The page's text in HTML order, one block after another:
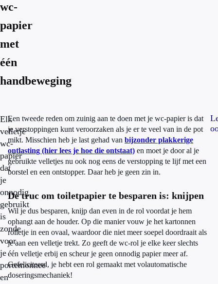
wc-
papier
met
één
handbeweging
Elk
velletje
wc-
papier
dat
je
onnodig
gebruikt
is
zonde
voor
je
portemonnee
en
Een tweede reden om zuinig aan te doen met je wc-papier is dat
je verstoppingen kunt veroorzaken als je er te veel van in de pot
mikt. Misschien heb je last gehad van bijzonder plakkerige
ontlasting (hier lees je hoe die ontstaat) en moet je door al je
gebruikte velletjes nu ook nog eens de verstopping te lijf met een
borstel en een ontstopper. Daar heb je geen zin in.
De truc om toiletpapier te besparen is: knijpen
Wil je dus besparen, knijp dan even in de rol voordat je hem
ophangt aan de houder. Op die manier vouw je het kartonnen
rolletje in een ovaal, waardoor die niet meer soepel doordraait als
je aan een velletje trekt. Zo geeft de wc-rol je elke keer slechts
één velletje erbij en scheur je geen onnodig papier meer af.
Gefeliciteerd, je hebt een rol gemaakt met volautomatische
doseringsmechaniek!